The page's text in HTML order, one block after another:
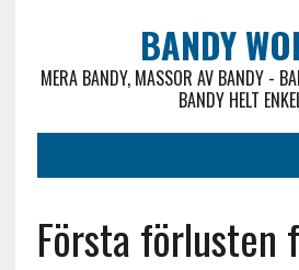
BANDY
MERA BANDY, MASSOR AV BANDY -
BANDY HELT
Första förlusten